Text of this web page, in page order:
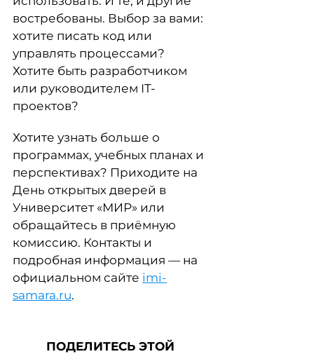
востребованы. Выбор за вами:
хотите писать код или
управлять процессами?
Хотите быть разработчиком
или руководителем IT-
проектов?
Хотите узнать больше о
программах, учебных планах и
перспективах? Приходите на
День открытых дверей в
Университет «МИР» или
обращайтесь в приёмную
комиссию. Контакты и
подробная информация — на
официальном сайте imi-
samara.ru.
ПОДЕЛИТЕСЬ ЭТОЙ